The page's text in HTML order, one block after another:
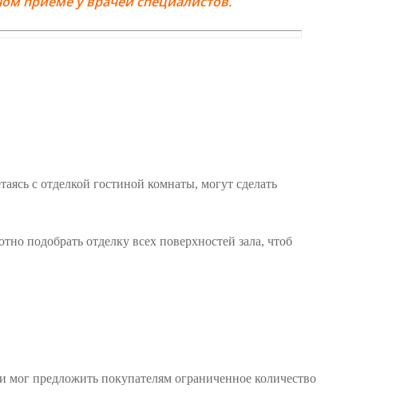
с отделкой гостиной комнаты, могут сделать
подобрать отделку всех поверхностей зала, чтоб
предложить покупателям ограниченное количество